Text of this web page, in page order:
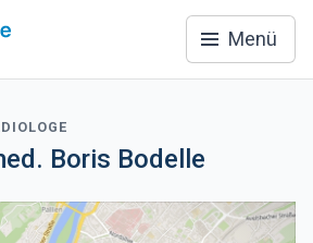
Menü
Boris Bodelle